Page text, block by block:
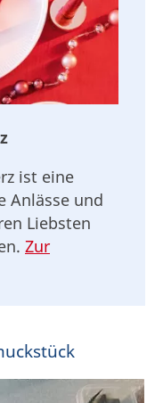
ist eine
Anlässe und
Liebsten
Zur